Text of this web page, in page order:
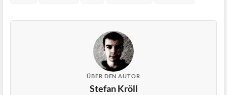
ÜBER DEN AUTOR
Stefan Kröll